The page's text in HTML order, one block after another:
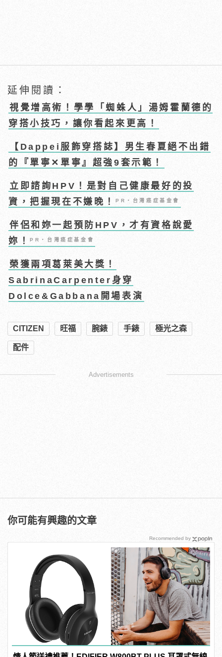
延伸閱讀：
視覺增高術！學學「蜘蛛人」湯姆霍蘭德的
穿搭小技巧，讓你看起來更高！
【Dappei服飾穿搭誌】男生春夏絕不出錯
的『單寧✕單寧』超強9套示範！
立即諮詢HPV！是對自己健康最好的投
資，把握現在不嫌晚！PR・台灣癌症基金會
伴侶和妳一起預防HPV，才有資格說愛
妳！PR・台灣癌症基金會
榮獲兩項葛萊美大獎！
SabrinaCarpenter身穿
Dolce&Gabbana開場表演
CITIZEN 旺福 腕錶 手錶 極光之森
配件
Advertisements
你可能有興趣的文章
Recommended by